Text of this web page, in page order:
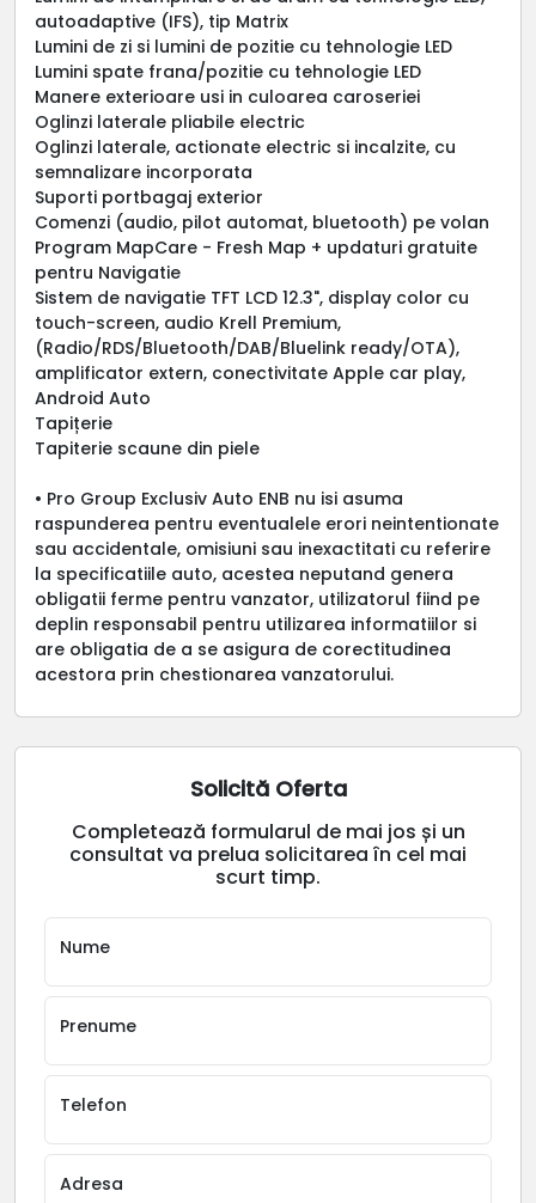
autoadaptive (IFS), tip Matrix
Lumini de zi si lumini de pozitie cu tehnologie LED
Lumini spate frana/pozitie cu tehnologie LED
Manere exterioare usi in culoarea caroseriei
Oglinzi laterale pliabile electric
Oglinzi laterale, actionate electric si incalzite, cu
semnalizare incorporata
Suporti portbagaj exterior
Comenzi (audio, pilot automat, bluetooth) pe volan
Program MapCare - Fresh Map + updaturi gratuite
pentru Navigatie
Sistem de navigatie TFT LCD 12.3", display color cu
touch-screen, audio Krell Premium,
(Radio/RDS/Bluetooth/DAB/Bluelink ready/OTA),
amplificator extern, conectivitate Apple car play,
Android Auto
Tapițerie
Tapiterie scaune din piele
• Pro Group Exclusiv Auto ENB nu isi asuma
raspunderea pentru eventualele erori neintentionate
sau accidentale, omisiuni sau inexactitati cu referire
la specificatiile auto, acestea neputand genera
obligatii ferme pentru vanzator, utilizatorul fiind pe
deplin responsabil pentru utilizarea informatiilor si
are obligatia de a se asigura de corectitudinea
acestora prin chestionarea vanzatorului.
Solicită Oferta
Completează formularul de mai jos și un
consultat va prelua solicitarea în cel mai
scurt timp.
Nume
Prenume
Telefon
Adresa